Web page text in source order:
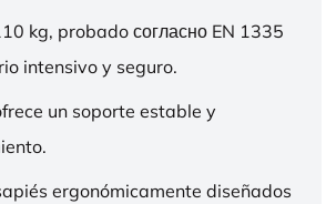
kg, probado согласно EN 1335
intensivo y seguro.
un soporte estable y
ergonómicamente diseñados